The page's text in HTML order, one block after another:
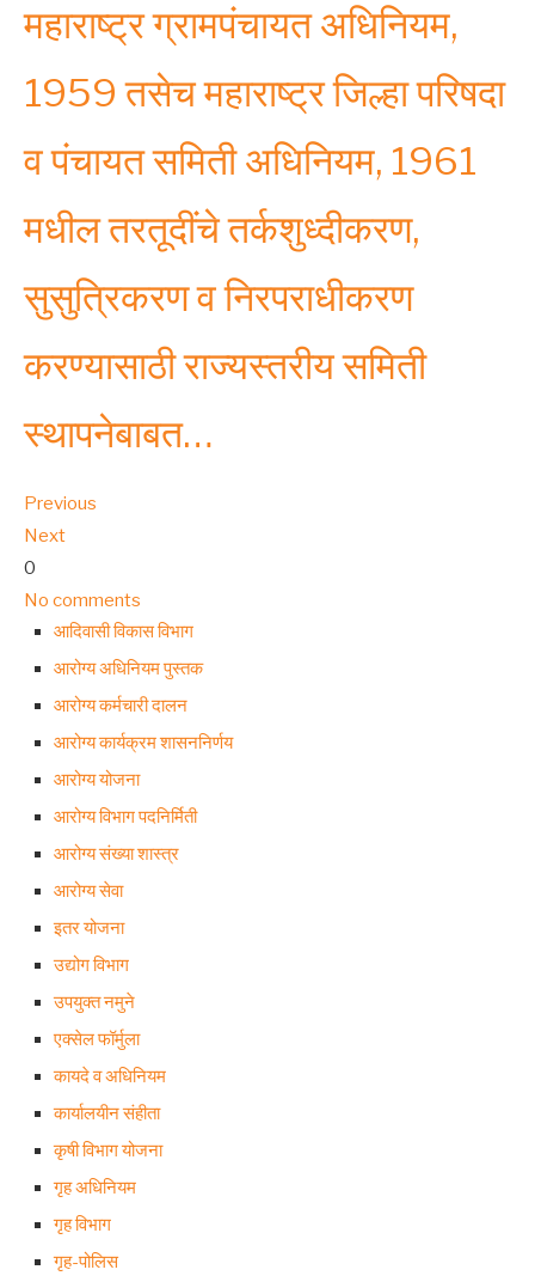
महाराष्ट्र ग्रामपंचायत अधिनियम,
1959 तसेच महाराष्ट्र जिल्हा परिषदा
व पंचायत समिती अधिनियम, 1961
मधील तरतूदींचे तर्कशुध्दीकरण,
सुसुत्रिकरण व निरपराधीकरण
करण्यासाठी राज्यस्तरीय समिती
स्थापनेबाबत…
Previous
Next
0
No comments
आदिवासी विकास विभाग
आरोग्य अधिनियम पुस्तक
आरोग्य कर्मचारी दालन
आरोग्य कार्यक्रम शासननिर्णय
आरोग्य योजना
आरोग्य विभाग पदनिर्मिती
आरोग्य संख्या शास्त्र
आरोग्य सेवा
इतर योजना
उद्योग विभाग
उपयुक्त नमुने
एक्सेल फॉर्मुला
कायदे व अधिनियम
कार्यालयीन संहीता
कृषी विभाग योजना
गृह अधिनियम
गृह विभाग
गृह-पोलिस